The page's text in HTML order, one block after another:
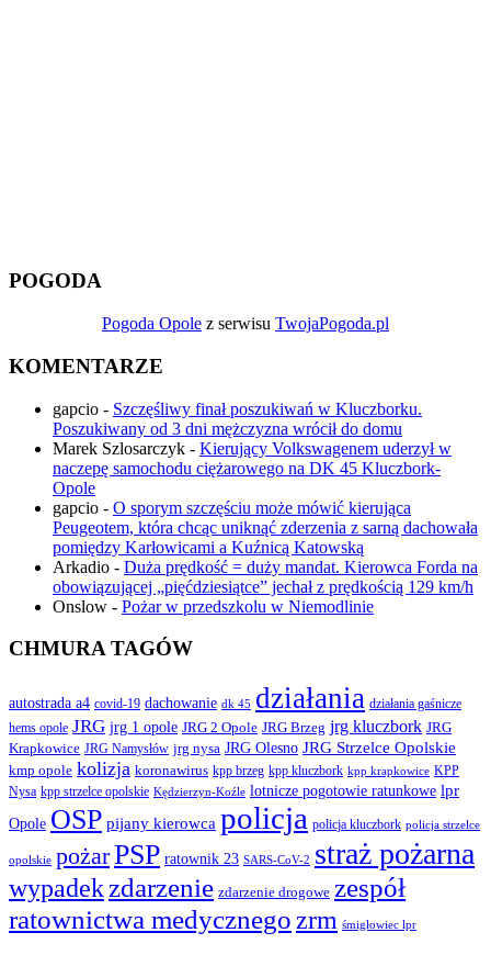
POGODA
Pogoda Opole z serwisu TwojaPogoda.pl
KOMENTARZE
gapcio - Szczęśliwy finał poszukiwań w Kluczborku.
Poszukiwany od 3 dni mężczyzna wrócił do domu
Marek Szlosarczyk - Kierujący Volkswagenem uderzył w
naczepę samochodu ciężarowego na DK 45 Kluczbork-
Opole
gapcio - O sporym szczęściu może mówić kierująca
Peugeotem, która chcąc uniknąć zderzenia z sarną dachowała
pomiędzy Karłowicami a Kuźnicą Katowską
Arkadio - Duża prędkość = duży mandat. Kierowca Forda na
obowiązującej „pięćdziesiątce” jechał z prędkością 129 km/h
Onslow - Pożar w przedszkolu w Niemodlinie
CHMURA TAGÓW
autostrada a4 covid-19 dachowanie dk 45 działania działania gaśnicze
hems opole JRG jrg 1 opole JRG 2 Opole JRG Brzeg jrg kluczbork JRG
Krapkowice JRG Namysłów jrg nysa JRG Olesno JRG Strzelce Opolskie
kmp opole kolizja koronawirus kpp brzeg kpp kluczbork kpp krapkowice KPP
Nysa kpp strzelce opolskie Kędzierzyn-Koźle lotnicze pogotowie ratunkowe lpr
Opole OSP pijany kierowca policja policja kluczbork policja strzelce
opolskie pożarPSP ratownik 23 SARS-CoV-2 straż pożarna
wypadekzdarzenie zdarzenie drogowe zespół
ratownictwa medycznego zrm śmigłowiec lpr